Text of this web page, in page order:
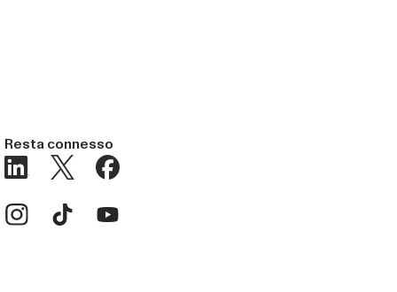
Resta connesso